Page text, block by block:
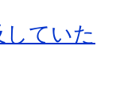
ていた